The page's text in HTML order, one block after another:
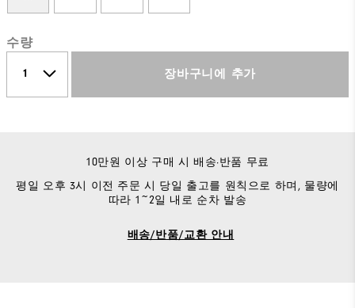
수량
장바구니에 추가
10만원 이상 구매 시 배송·반품 무료
평일 오후 3시 이전 주문 시 당일 출고를 원칙으로 하며, 물량에
따라 1~2일 내로 순차 발송
배송/반품/교환 안내